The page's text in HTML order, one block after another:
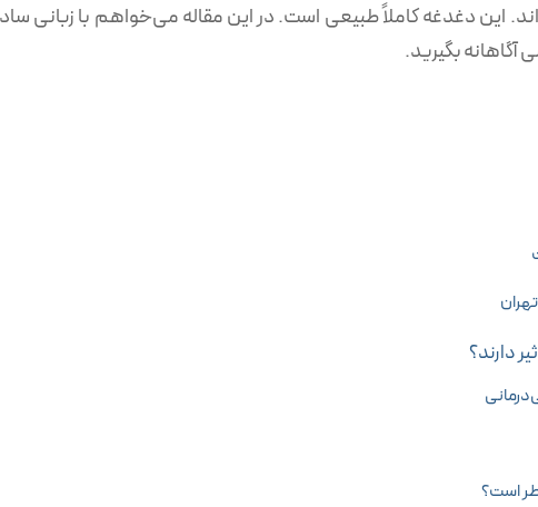
این دغدغه کاملاً طبیعی است. در این مقاله می‌خواهم با زبانی
بگیرید.
دارند؟
است؟